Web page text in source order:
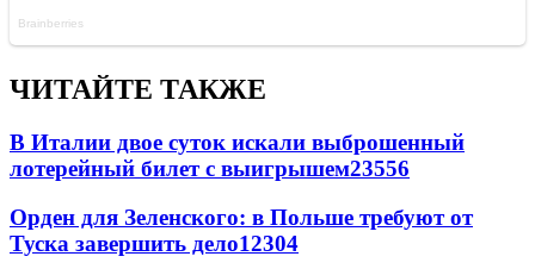
ЧИТАЙТЕ ТАКЖЕ
В Италии двое суток искали выброшенный
лотерейный билет с выигрышем23556
Орден для Зеленского: в Польше требуют от
Туска завершить дело12304